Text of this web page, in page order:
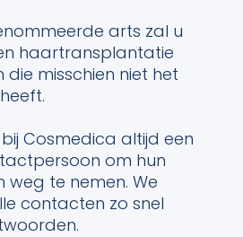
arts zal u
haartransplantatie
misschien niet het
Cosmedica altijd een
om hun
weg te nemen. We
contacten zo snel